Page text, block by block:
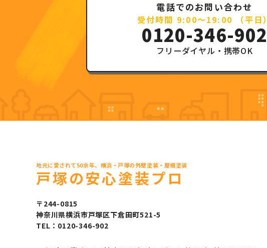
電話でのお問い合わせ
受付時間 9:00～19:00 （平日）
0120-346-902
フリーダイヤル・携帯OK
地元に愛されて50余年、横浜・戸塚の外壁塗装・屋根塗装
戸塚の安心塗装プロ
〒244-0815
神奈川県横浜市戸塚区下倉田町521-5
TEL：0120-346-902